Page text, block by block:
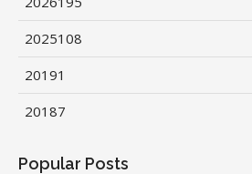
2025108
20191
20187
Popular Posts